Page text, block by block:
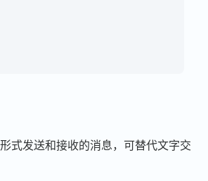
式发送和接收的消息，可替代文字交